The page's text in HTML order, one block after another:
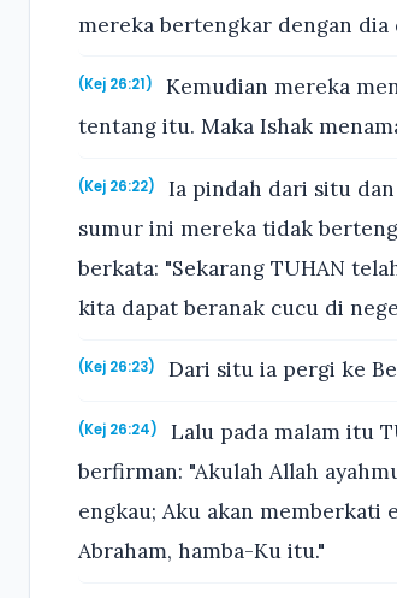
mereka bertengkar dengan dia
(Kej 26:21)
Kemudian mereka
tentang itu. Maka Ishak
(Kej 26:22)
Ia pindah dari situ
sumur ini mereka tidak
berkata: "Sekarang TUHAN
kita dapat beranak cucu di
(Kej 26:23) Dari situ ia pergi ke
(Kej 26:24)
Lalu pada malam itu
berfirman: "Akulah Allah
engkau; Aku akan memberkati
Abraham, hamba-Ku itu."